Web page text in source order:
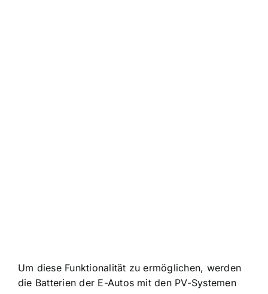
Um diese Funktionalität zu ermöglichen, werden
die Batterien der E-Autos mit den PV-Systemen